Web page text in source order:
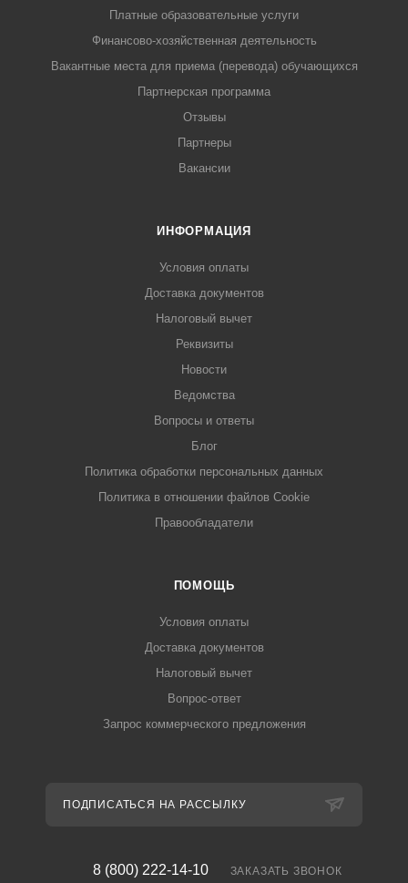
Платные образовательные услуги
Финансово-хозяйственная деятельность
Вакантные места для приема (перевода) обучающихся
Партнерская программа
Отзывы
Партнеры
Вакансии
ИНФОРМАЦИЯ
Условия оплаты
Доставка документов
Налоговый вычет
Реквизиты
Новости
Ведомства
Вопросы и ответы
Блог
Политика обработки персональных данных
Политика в отношении файлов Cookie
Правообладатели
ПОМОЩЬ
Условия оплаты
Доставка документов
Налоговый вычет
Вопрос-ответ
Запрос коммерческого предложения
ПОДПИСАТЬСЯ НА РАССЫЛКУ
8 (800) 222-14-10 ЗАКАЗАТЬ ЗВОНОК